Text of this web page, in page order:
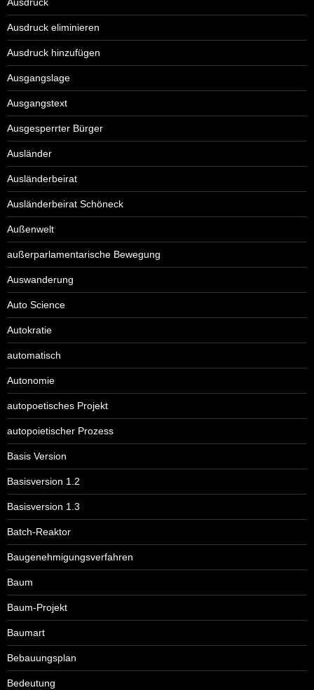
Ausdruck eliminieren
Ausdruck hinzufügen
Ausgangslage
Ausgangstext
Ausgesperrter Bürger
Ausländer
Ausländerbeirat
Ausländerbeirat Schöneck
Außenwelt
außerparlamentarische Bewegung
Auswanderung
Auto Science
Autokratie
automatisch
Autonomie
autopoetisches Projekt
autopoietischer Prozess
Basis Version
Basisversion 1.2
Basisversion 1.3
Batch-Reaktor
Baugenehmigungsverfahren
Baum
Baum-Projekt
Baumart
Bebauungsplan
Bedeutung